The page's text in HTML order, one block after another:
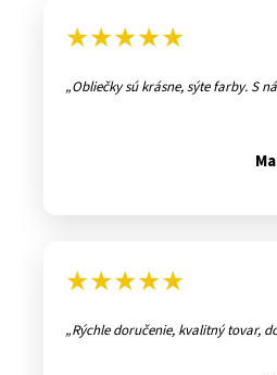
★★★★★
Obliečky sú krásne, sýte farby. S
★★★★★
Rýchle doručenie, kvalitný tovar,